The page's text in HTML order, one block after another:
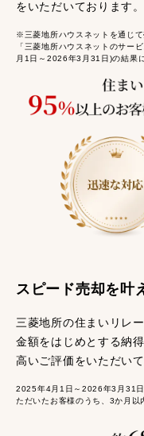
をいただいております。
※三菱地所ハウスネットを通じ
「三菱地所ハウスネットのサー
月1日～2026年3月31日)の結果
スピード売却を叶
三菱地所の住まいリレ
金額をはじめとする納
高いご評価をいただいて
2025年4月1日～2026年3月31
ただいたお客様のうち、3か月以